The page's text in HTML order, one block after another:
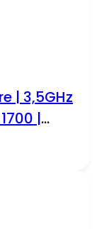
| 3,5GHz
|